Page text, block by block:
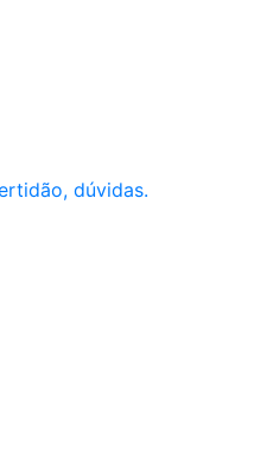
dúvidas.